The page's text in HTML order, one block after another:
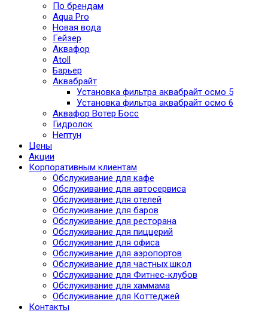
По брендам
Aqua Pro
Новая вода
Гейзер
Аквафор
Atoll
Барьер
Аквабрайт
Установка фильтра аквабрайт осмо 5
Установка фильтра аквабрайт осмо 6
Аквафор Вотер Босс
Гидролок
Нептун
Цены
Акции
Корпоративным клиентам
Обслуживание для кафе
Обслуживание для автосервиса
Обслуживание для отелей
Обслуживание для баров
Обслуживание для ресторана
Обслуживание для пиццерий
Обслуживание для офиса
Обслуживание для аэропортов
Обслуживание для частных школ
Обслуживание для Фитнес-клубов
Обслуживание для хаммама
Обслуживание для Коттеджей
Контакты